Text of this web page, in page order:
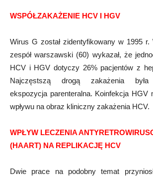
WSPÓŁZAKAŻENIE HCV I HGV
Wirus G został zidentyfikowany w 1995 r.
zespół warszawski (60) wykazał, że
HCV i HGV dotyczy 26% pacjentów z
Najczęstszą drogą zakażenia była
ekspozycja parenteralna. Koinfekcja HGV
wpływu na obraz kliniczny zakażenia HCV.
WPŁYW LECZENIA
(HAART) NA REPLIKACJĘ HCV
Dwie prace na podobny temat